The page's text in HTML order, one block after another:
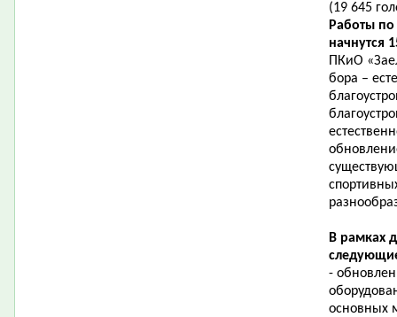
(19 645
Работы по
начнутся
ПКиО
бора –
В рамках
-
основных